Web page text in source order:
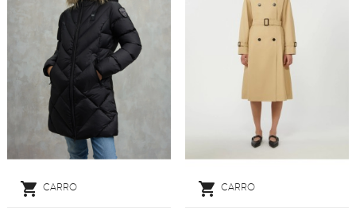
 CARRO  CARRO